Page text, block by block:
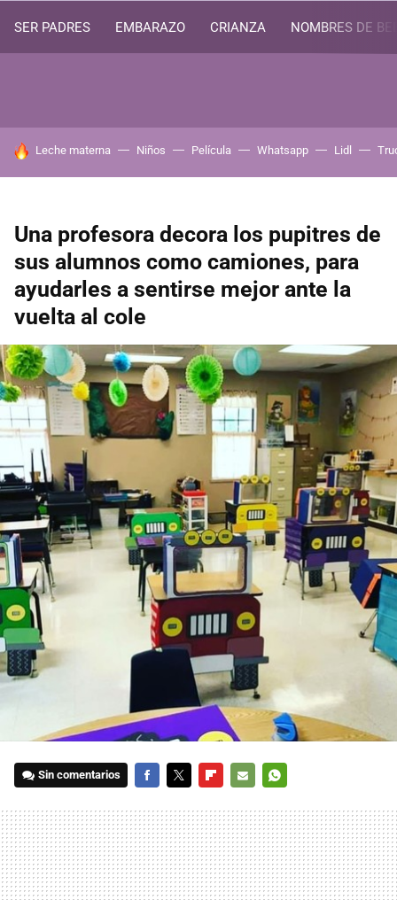
SER PADRES EMBARAZO CRIANZA NOMBRES DE
HOY SE HABLA DE
Leche materna Niños Película Whatsapp Lidl
Una profesora decora los pupitres de
sus alumnos como camiones, para
ayudarles a sentirse mejor ante la
vuelta al cole
Sin comentarios
MAIL